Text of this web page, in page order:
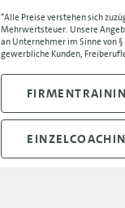
*Alle Preise verstehen sich
Mehrwertsteuer. Unsere
an Unternehmer im Sinne von §
gewerbliche Kunden,